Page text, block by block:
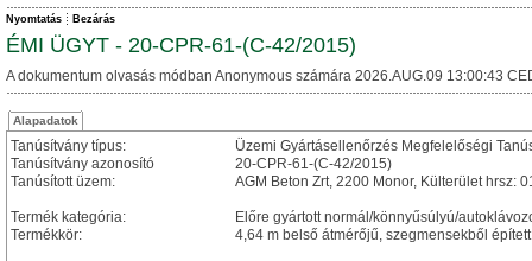
Nyomtatás Bezárás
ÉMI ÜGYT - 20-CPR-61-(C-42/2015)
A dokumentum olvasás módban Anonymous számára 2026.AUG.09 13:00:43
Alapadatok
Tanúsítvány típus:
Üzemi Gyártásellenőrzés Megfelelőségi
Tanúsítvány azonosító
20-CPR-61-(C-42/2015)
Tanúsított üzem:
AGM Beton Zrt, 2200 Monor, Külterület hrsz:
Termék kategória:
Előre gyártott normál/könnyűsúlyú/
Termékkör:
4,64 m belső átmérőjű, szegmensekből